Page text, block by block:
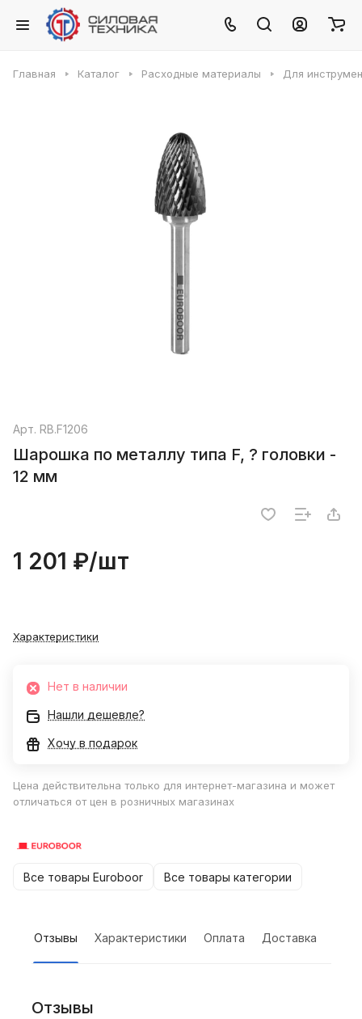
Главная Каталог Расходные материалы Для
Арт. RB.F1206
Шарошка по металлу типа F, ? головки -
12 мм
1 201 ₽/шт
Характеристики
Нет в наличии
Нашли дешевле?
Хочу в подарок
Цена действительна только для интернет-магазина и может
отличаться от цен в розничных магазинах
Все товары Euroboor Все товары категории
Отзывы Характеристики Оплата Доставка
Отзывы